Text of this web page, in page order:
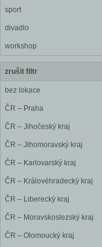
sport
divadlo
workshop
zrušit filtr
bez lokace
ČR – Praha
ČR – Jihočeský kraj
ČR – Jihomoravský kraj
ČR – Karlovarský kraj
ČR – Královéhradecký kraj
ČR – Liberecký kraj
ČR – Moravskoslezský kraj
ČR – Olomoucký kraj